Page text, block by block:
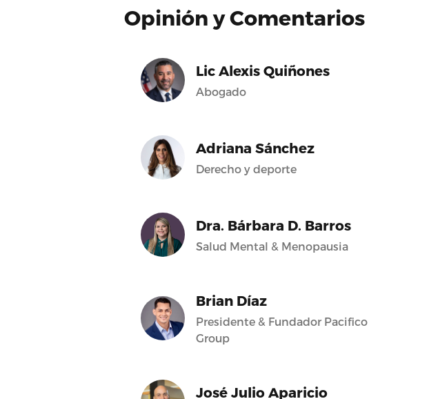
Opinión y Comentarios
Lic Alexis Quiñones
Abogado
Adriana Sánchez
Derecho y deporte
Dra. Bárbara D. Barros
Salud Mental & Menopausia
Brian Díaz
Presidente & Fundador Pacifico
Group
José Julio Aparicio